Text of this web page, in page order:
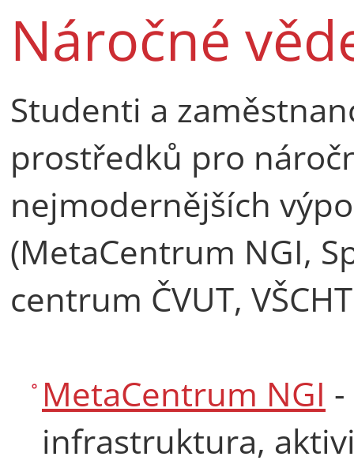
Náročné
Studenti a
prostředků pro
nejmodernějších
(MetaCentrum NGI,
centrum ČVUT,
MetaCentrum NGI
infrastruktura,